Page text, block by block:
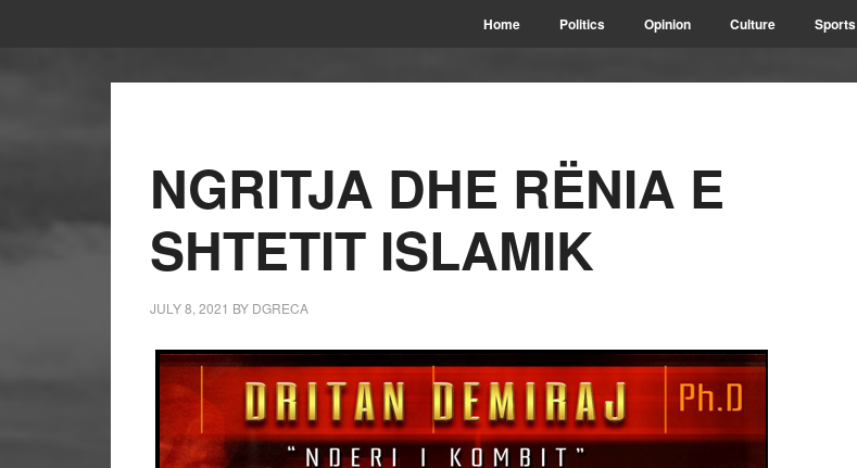
Home Politics Opinion Culture Sports
NGRITJA DHE RËNIA E
SHTETIT ISLAMIK
JULY 8, 2021 BY DGRECA